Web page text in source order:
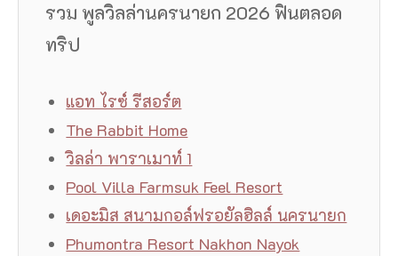
รวม พูลวิลล่านครนายก 2026 ฟินตลอด
ทริป
แอท ไรซ์ รีสอร์ต
The Rabbit Home
วิลล่า พาราเมาท์ 1
Pool Villa Farmsuk Feel Resort
เดอะมิส สนามกอล์ฟรอยัลฮิลล์ นครนายก
Phumontra Resort Nakhon Nayok